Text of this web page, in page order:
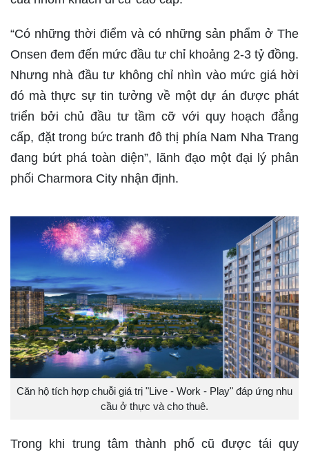
“Có những thời điểm và có những sản phẩm ở The
Onsen đem đến mức đầu tư chỉ khoảng 2-3 tỷ đồng.
Nhưng nhà đầu tư không chỉ nhìn vào mức giá hời
đó mà thực sự tin tưởng về một dự án được phát
triển bởi chủ đầu tư tầm cỡ với quy hoạch đẳng
cấp, đặt trong bức tranh đô thị phía Nam Nha Trang
đang bứt phá toàn diện”, lãnh đạo một đại lý phân
phối Charmora City nhận định.
Căn hộ tích hợp chuỗi giá trị "Live - Work - Play" đáp ứng nhu
cầu ở thực và cho thuê.
Trong khi trung tâm thành phố cũ được tái quy